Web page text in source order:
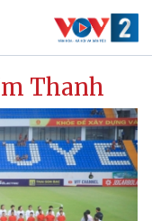
Thanh